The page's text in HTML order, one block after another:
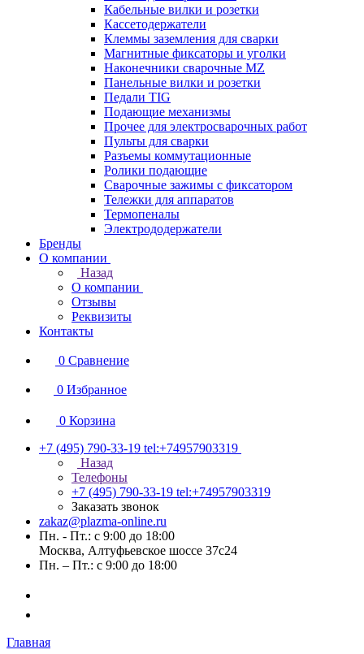
Кабельные вилки и розетки
Кассетодержатели
Клеммы заземления для сварки
Магнитные фиксаторы и уголки
Наконечники сварочные MZ
Панельные вилки и розетки
Педали TIG
Подающие механизмы
Прочее для электросварочных работ
Пульты для сварки
Разъемы коммутационные
Ролики подающие
Сварочные зажимы с фиксатором
Тележки для аппаратов
Термопеналы
Электрододержатели
Бренды
О компании
Назад
О компании
Отзывы
Реквизиты
Контакты
0 Сравнение
0 Избранное
0 Корзина
+7 (495) 790-33-19 tel:+74957903319
Назад
Телефоны
+7 (495) 790-33-19 tel:+74957903319
Заказать звонок
zakaz@plazma-online.ru
Пн. - Пт.: с 9:00 до 18:00
Москва, Алтуфьевское шоссе 37с24
Пн. – Пт.: с 9:00 до 18:00
Главная